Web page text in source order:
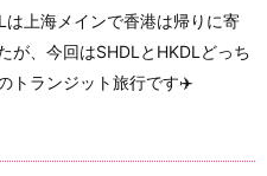
は上海メインで香港は帰りに寄
が、今回はSHDLとHKDLどっち
トランジット旅行です✈️